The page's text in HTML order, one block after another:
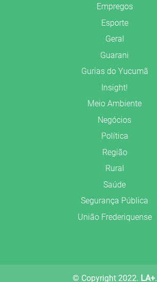
Empregos
Esporte
Geral
Guarani
Gurias do Yucumã
Insight!
Meio Ambiente
Negócios
Política
Região
Rural
Saúde
Segurança Pública
União Frederiquense
© Copyright 2022. LA+.